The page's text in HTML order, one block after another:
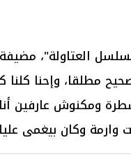
العتاولة"،
مطلقا، وإحنا
ومكنوش عارفين أنا
وكان بيغمى